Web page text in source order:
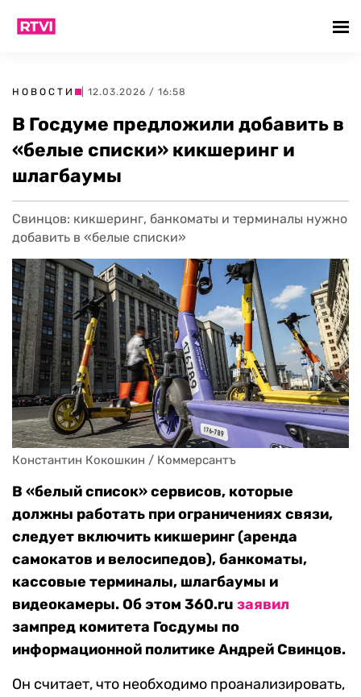
НОВОСТИ | 12.03.2026 / 16:58
В Госдуме предложили добавить в
«белые списки» кикшеринг и
шлагбаумы
Свинцов: кикшеринг, банкоматы и терминалы нужно
добавить в «белые списки»
Константин Кокошкин / Коммерсантъ
В «белый список» сервисов, которые
должны работать при ограничениях связи,
следует включить кикшеринг (аренда
самокатов и велосипедов), банкоматы,
кассовые терминалы, шлагбаумы и
видеокамеры. Об этом 360.ru заявил
зампред комитета Госдумы по
информационной политике Андрей Свинцов.
Он считает, что необходимо проанализировать,